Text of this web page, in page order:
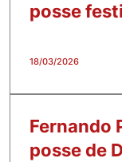
posse
18/03/2026
Fernando
posse de